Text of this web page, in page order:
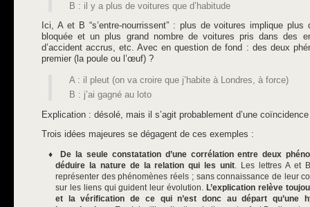
B : il y a plus de voitures que d’habitude
Ici, A et B “s’entre-nourrissent” : plus de voitures implique plus
bloquée et un plus grand nombre de voitures pris dans des
d’accident accrus, etc. Avec en question de fond : des deux
premier (la poule ou l’œuf) ?
A : il pleut (on va croire que j’habite à Londres, à force)
B : j’ai gagné au loto
Explication : désolé, mais il s’agit probablement d’une
Trois idées majeures se dégagent de ces exemples :
De la seule constatation d’une corrélation entre deux
déduire la nature de la relation qui les unit. Les lettres A et
représenter des phénomènes réels ; sans connaissance de leur
sur les liens qui guident leur évolution. L’explication relève
et la vérification de ce qui n’est donc au départ qu’une